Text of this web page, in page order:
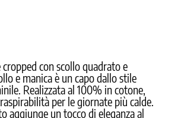
con scollo quadrato e
e manica è un capo dallo stile
Realizzata al 100% in cotone,
per le giornate più calde.
aggiunge un tocco di eleganza al